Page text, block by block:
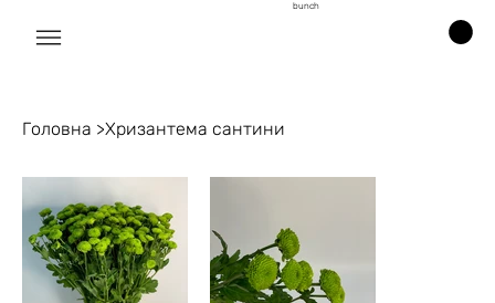
bunch
Головна >Хризантема сантини